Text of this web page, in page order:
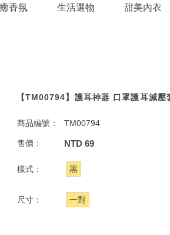
香氛 生活選物 甜美內衣
【TM00794】護耳神器 口罩護耳減壓
商品編號： TM00794
售價： NTD 69
樣式： 黑
尺寸： 一對